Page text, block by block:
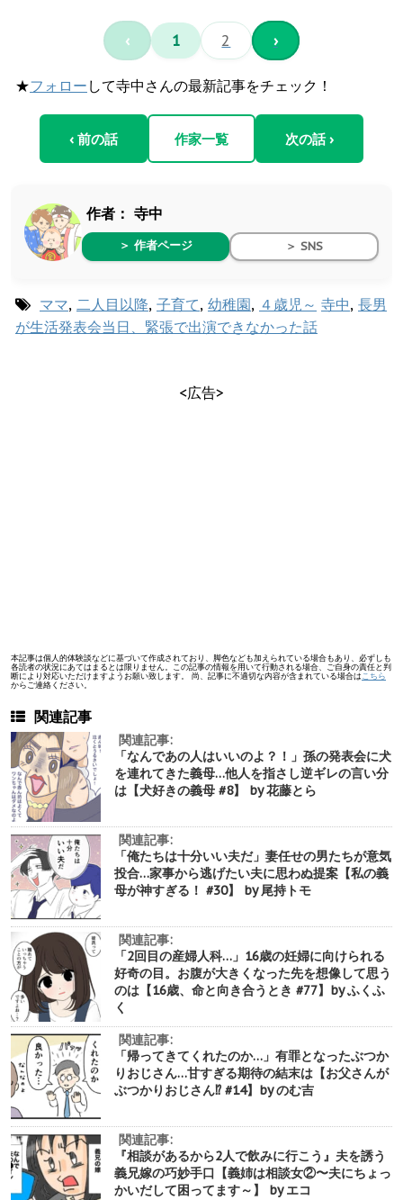
‹ 1 2 ›
★フォロー して寺中さんの最新記事をチェック！
‹ 前の話 作家一覧 次の話 ›
作者： 寺中
＞ 作者ページ ＞ SNS
ママ, 二人目以降, 子育て, 幼稚園, ４歳児～ 寺中, 長男
が生活発表会当日、緊張で出演できなかった話
<広告>
本記事は個人的体験談などに基づいて作成されており、脚色なども加えられている場合もあり、必ずしも
各読者の状況にあてはまるとは限りません。この記事の情報を用いて行動される場合、ご自身の責任と判
断により対応いただけますようお願い致します。 尚、記事に不適切な内容が含まれている場合は こちら
からご連絡ください。
関連記事
関連記事:
「なんであの人はいいのよ？！」孫の発表会に犬
を連れてきた義母…他人を指さし逆ギレの言い分
は【犬好きの義母 #8】 by 花藤とら
関連記事:
「俺たちは十分いい夫だ」妻任せの男たちが意気
投合…家事から逃げたい夫に思わぬ提案【私の義
母が神すぎる！ #30】 by 尾持トモ
関連記事:
「2回目の産婦人科…」16歳の妊婦に向けられる
好奇の目。お腹が大きくなった先を想像して思う
のは【16歳、命と向き合うとき #77】by ふくふ
く
関連記事:
「帰ってきてくれたのか…」有罪となったぶつか
りおじさん…甘すぎる期待の結末は【お父さんが
ぶつかりおじさん⁉︎ #14】by のむ吉
関連記事:
『相談があるから2人で飲みに行こう』夫を誘う
義兄嫁の巧妙手口【義姉は相談女②〜夫にちょっ
かいだして困ってます～】 by エコ